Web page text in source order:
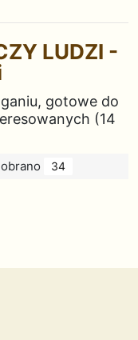
LUDZI -
gotowe do
(14
34